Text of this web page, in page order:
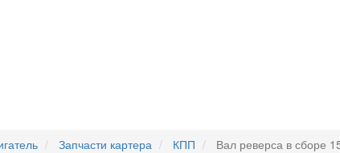
Запчасти картера КПП Вал реверса в сборе